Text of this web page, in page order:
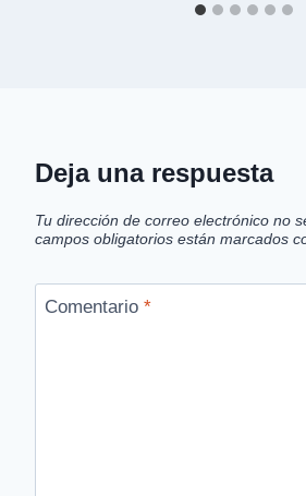
Deja una respuesta
Tu dirección de correo electrónico no
campos obligatorios están marcados
Comentario *